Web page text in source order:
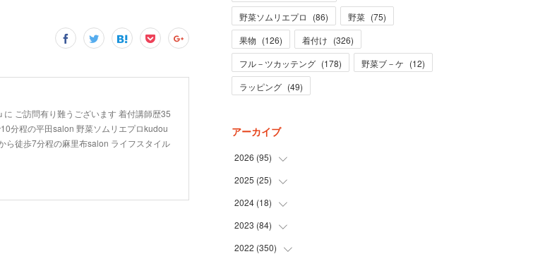
ご訪問有り難うございます 着付講師歴35
分程の平田salon 野菜ソムリエプロkudou
ら徒歩7分程の麻里布salon ライフスタイル
野菜ソムリエプロ
(86) 野菜 (75)
果物 (126) 着付け (326)
フル－ツカッテング (178) 野菜ブ－ケ (12)
ラッピング (49)
アーカイブ
2026 (95)
(5
(31
)
(28
)
(31
2025 (25)
(3
(19
)
(1)
2024 (18)
(1
(12
2023 (84)
(1)
2022 (350)